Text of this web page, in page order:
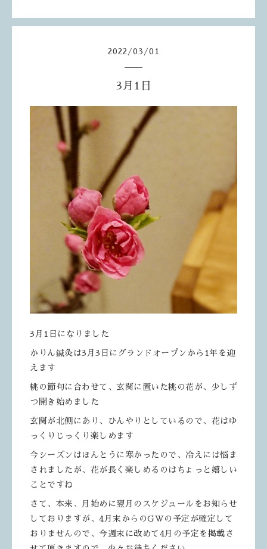
2022 /03 /01
3月1日
3月1日になりました
かりん鍼灸は3月3日にグランドオープンから1年を迎
えます
桃の節句に合わせて、玄関に置いた桃の花が、少しず
つ開き始めました
玄関が北側にあり、ひんやりとしているので、花はゆ
っくりじっくり楽しめます
今シーズンはほんとうに寒かったので、冷えには悩ま
されましたが、花が長く楽しめるのはちょっと嬉しい
ことですね
さて、本来、月始めに翌月のスケジュールをお知らせ
しておりますが、4月末からのGWの予定が確定して
おりませんので、今週末に改めて4月の予定を掲載さ